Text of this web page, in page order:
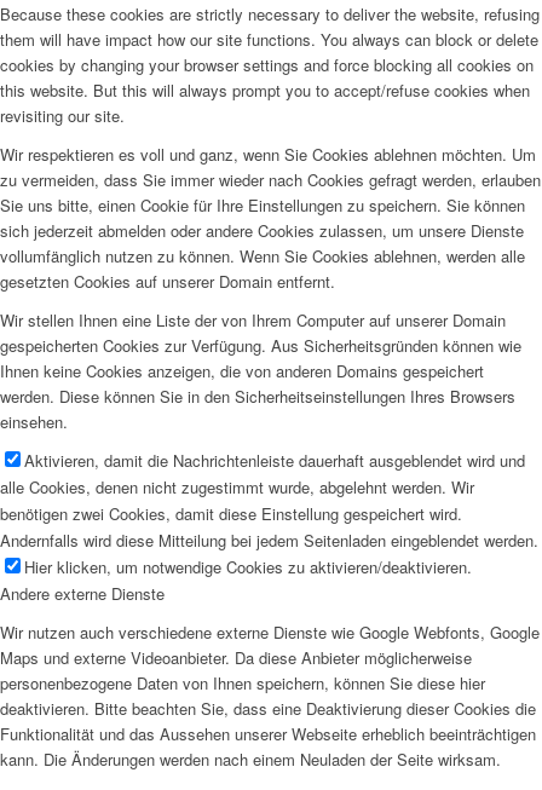
Because these cookies are strictly necessary to deliver the website, refusing
them will have impact how our site functions. You always can block or delete
cookies by changing your browser settings and force blocking all cookies on
this website. But this will always prompt you to accept/refuse cookies when
revisiting our site.
Wir respektieren es voll und ganz, wenn Sie Cookies ablehnen möchten. Um
zu vermeiden, dass Sie immer wieder nach Cookies gefragt werden, erlauben
Sie uns bitte, einen Cookie für Ihre Einstellungen zu speichern. Sie können
sich jederzeit abmelden oder andere Cookies zulassen, um unsere Dienste
vollumfänglich nutzen zu können. Wenn Sie Cookies ablehnen, werden alle
gesetzten Cookies auf unserer Domain entfernt.
Wir stellen Ihnen eine Liste der von Ihrem Computer auf unserer Domain
gespeicherten Cookies zur Verfügung. Aus Sicherheitsgründen können wie
Ihnen keine Cookies anzeigen, die von anderen Domains gespeichert
werden. Diese können Sie in den Sicherheitseinstellungen Ihres Browsers
einsehen.
Aktivieren, damit die Nachrichtenleiste dauerhaft ausgeblendet wird und
alle Cookies, denen nicht zugestimmt wurde, abgelehnt werden. Wir
benötigen zwei Cookies, damit diese Einstellung gespeichert wird.
Andernfalls wird diese Mitteilung bei jedem Seitenladen eingeblendet werden.
Hier klicken, um notwendige Cookies zu aktivieren/deaktivieren.
Andere externe Dienste
Wir nutzen auch verschiedene externe Dienste wie Google Webfonts, Google
Maps und externe Videoanbieter. Da diese Anbieter möglicherweise
personenbezogene Daten von Ihnen speichern, können Sie diese hier
deaktivieren. Bitte beachten Sie, dass eine Deaktivierung dieser Cookies die
Funktionalität und das Aussehen unserer Webseite erheblich beeinträchtigen
kann. Die Änderungen werden nach einem Neuladen der Seite wirksam.